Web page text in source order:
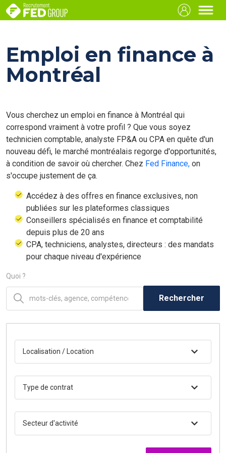
Emploi en finance à
Montréal
Vous cherchez un emploi en finance à Montréal qui
correspond vraiment à votre profil ? Que vous soyez
technicien comptable, analyste FP&A ou CPA en quête d'un
nouveau défi, le marché montréalais regorge d'opportunités,
à condition de savoir où chercher. Chez Fed Finance, on
s'occupe justement de ça.
Accédez à des offres en finance exclusives, non
publiées sur les plateformes classiques
Conseillers spécialisés en finance et comptabilité
depuis plus de 20 ans
CPA, techniciens, analystes, directeurs : des mandats
pour chaque niveau d'expérience
Quoi ?
Rechercher
Localisation / Location
Type de contrat
Secteur d'activité